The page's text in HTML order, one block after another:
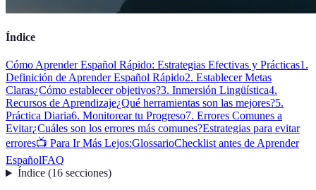
Índice
Cómo Aprender Español Rápido: Estrategias Efectivas y Prácticas1.
Definición de Aprender Español Rápido2. Establecer Metas
Claras¿Cómo establecer objetivos?3. Inmersión Lingüística4.
Recursos de Aprendizaje¿Qué herramientas son las mejores?5.
Práctica Diaria6. Monitorear tu Progreso7. Errores Comunes a
Evitar¿Cuáles son los errores más comunes?Estrategias para evitar
errores📺 Para Ir Más Lejos:GlossarioChecklist antes de Aprender
EspañolFAQ
Índice(16 secciones)